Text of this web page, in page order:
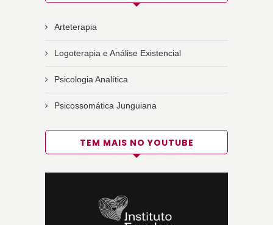
Arteterapia
Logoterapia e Análise Existencial
Psicologia Analítica
Psicossomática Junguiana
TEM MAIS NO YOUTUBE